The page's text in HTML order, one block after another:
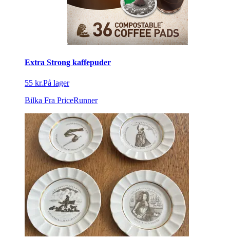
Extra Strong kaffepuder
55 kr.På lager
Bilka Fra PriceRunner